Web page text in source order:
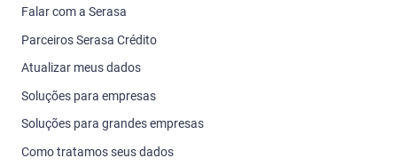
Falar com a Serasa
Parceiros Serasa Crédito
Atualizar meus dados
Soluções para empresas
Soluções para grandes empresas
Como tratamos seus dados